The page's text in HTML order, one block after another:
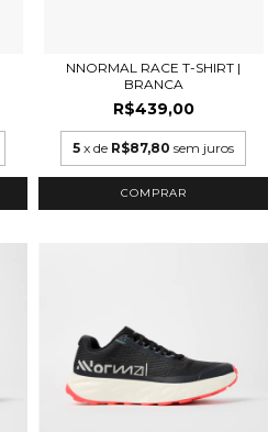
NNORMAL RACE T-SHIRT |
BRANCA
R$439,00
5 x de R$87,80 sem juros
COMPRAR